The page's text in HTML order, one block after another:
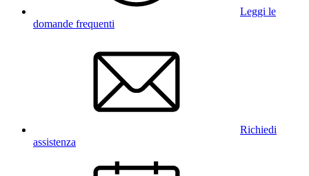
Leggi le
domande frequenti
Richiedi
assistenza